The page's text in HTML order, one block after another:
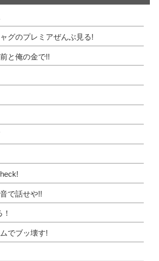
グのプレミアぜんぶ見る!
と俺の金で!!
で話せや!!
でブッ壊す!